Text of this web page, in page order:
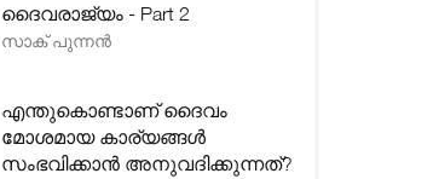
ദൈവരാജ്യം - Part 2
സാക് പുന്നൻ
എന്തുകൊണ്ടാണ് ദൈവം
മോശമായ കാര്യങ്ങൾ
സംഭവിക്കാൻ അനുവദിക്കുന്നത്?